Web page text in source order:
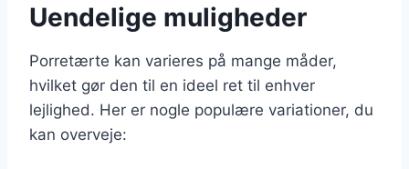
Uendelige muligheder
Porretærte kan varieres på mange måder,
hvilket gør den til en ideel ret til enhver
lejlighed. Her er nogle populære variationer, du
kan overveje: